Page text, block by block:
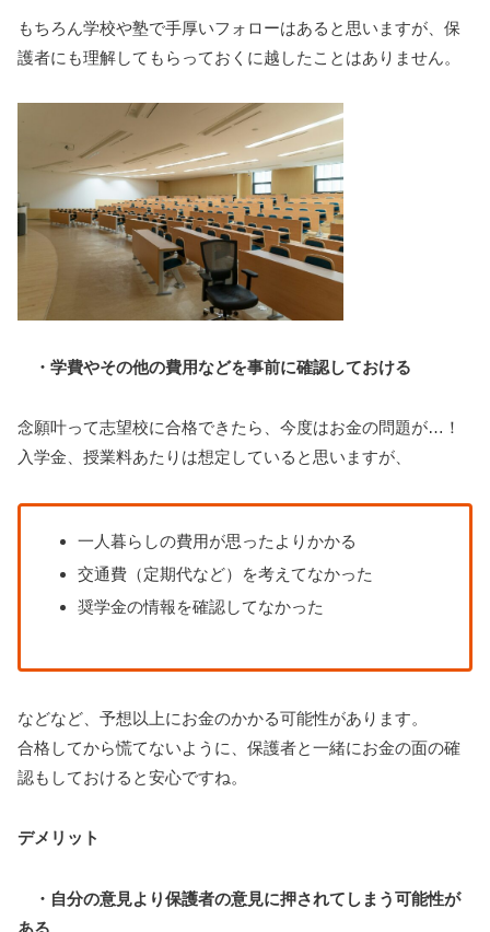
もちろん学校や塾で手厚いフォローはあると思いますが、保
護者にも理解してもらっておくに越したことはありません。
・学費やその他の費用などを事前に確認しておける
念願叶って志望校に合格できたら、今度はお金の問題が…！
入学金、授業料あたりは想定していると思いますが、
一人暮らしの費用が思ったよりかかる
交通費（定期代など）を考えてなかった
奨学金の情報を確認してなかった
などなど、予想以上にお金のかかる可能性があります。
合格してから慌てないように、保護者と一緒にお金の面の確
認もしておけると安心ですね。
デメリット
・自分の意見より保護者の意見に押されてしまう可能性が
ある